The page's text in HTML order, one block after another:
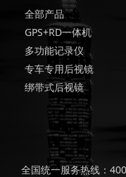
全部产品
GPS+RD一体机
多功能记录仪
专车专用后视镜
绑带式后视镜
全国统一服务热线：